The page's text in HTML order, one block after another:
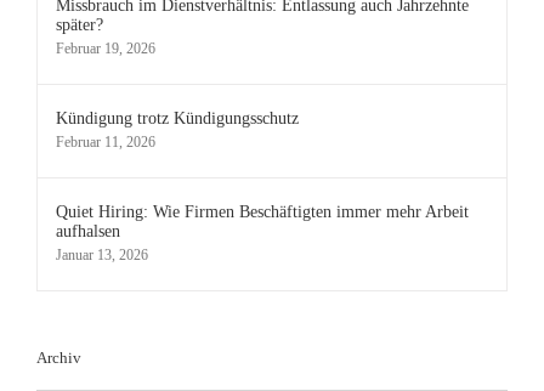
Missbrauch im Dienstverhältnis: Entlassung auch Jahrzehnte
später?
Februar 19, 2026
Kündigung trotz Kündigungsschutz
Februar 11, 2026
Quiet Hiring: Wie Firmen Beschäftigten immer mehr Arbeit
aufhalsen
Januar 13, 2026
Archiv